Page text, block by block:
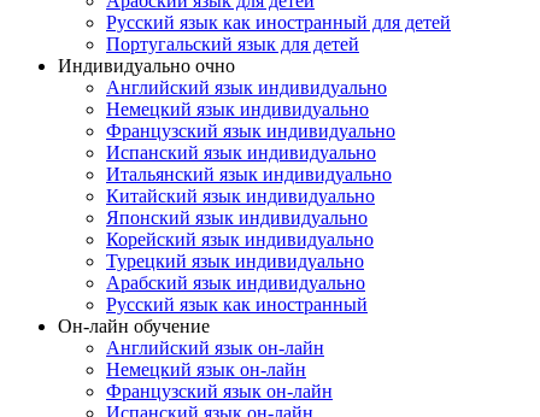
Русский язык как иностранный для детей
Португальский язык для детей
Индивидуально очно
Английский язык индивидуально
Немецкий язык индивидуально
Французский язык индивидуально
Испанский язык индивидуально
Итальянский язык индивидуально
Китайский язык индивидуально
Японский язык индивидуально
Корейский язык индивидуально
Турецкий язык индивидуально
Арабский язык индивидуально
Русский язык как иностранный
Он-лайн обучение
Английский язык он-лайн
Немецкий язык он-лайн
Французский язык он-лайн
Испанский язык он-лайн